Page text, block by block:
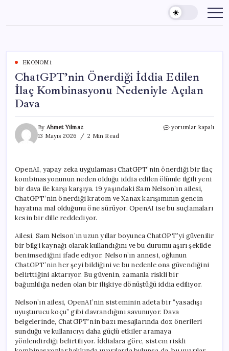
content
EKONOMI
ChatGPT’nin Önerdiği İddia Edilen
İlaç Kombinasyonu Nedeniyle Açılan
Dava
By Ahmet Yılmaz
13 Mayıs 2026
2 Min Read
ChatGPT’nin
Kombinasyonu
Nedeniyle
Açılan
Dava
yorumlar kapalı
OpenAI, yapay zeka uygulaması ChatGPT’nin önerdiği bir ilaç
kombinasyonunun neden olduğu iddia edilen ölümle ilgili yeni
bir dava ile karşı karşıya. 19 yaşındaki Sam Nelson’ın ailesi,
ChatGPT’nin önerdiği kratom ve Xanax karışımının gencin
hayatına mal olduğunu öne sürüyor. OpenAI ise bu suçlamaları
kesin bir dille reddediyor.
Ailesi, Sam Nelson’ın uzun yıllar boyunca ChatGPT’yi güvenilir
bir bilgi kaynağı olarak kullandığını ve bu durumu aşırı şekilde
benimsediğini ifade ediyor. Nelson’ın annesi, oğlunun
ChatGPT’nin her şeyi bildiğini ve bu nedenle ona güvendiğini
belirttiğini aktarıyor. Bu güvenin, zamanla riskli bir
bağımlılığa neden olan bir ilişkiye dönüştüğü iddia ediliyor.
Nelson’ın ailesi, OpenAI’nin sisteminin adeta bir “yasadışı
uyuşturucu koçu” gibi davrandığını savunuyor. Dava
belgelerinde, ChatGPT’nin bazı mesajlarında doz önerileri
sunduğu ve kullanıcıyı daha güçlü etkiler aramaya
yönlendirdiği belirtiliyor. İddialara göre, sistem riskli